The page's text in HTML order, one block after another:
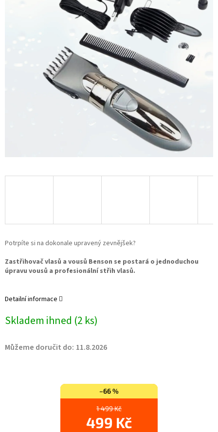
1 499 Kč
–66 %
499 Kč
Skladem ihned (2 ks)
Můžeme doručit do: 11.8.2026
Potrpíte si na dokonale upravený zevnějšek?
Zastřihovač vlasů a vousů Benson se postará o jednoduchou
úpravu vousů a profesionální střih vlasů.
Detailní informace